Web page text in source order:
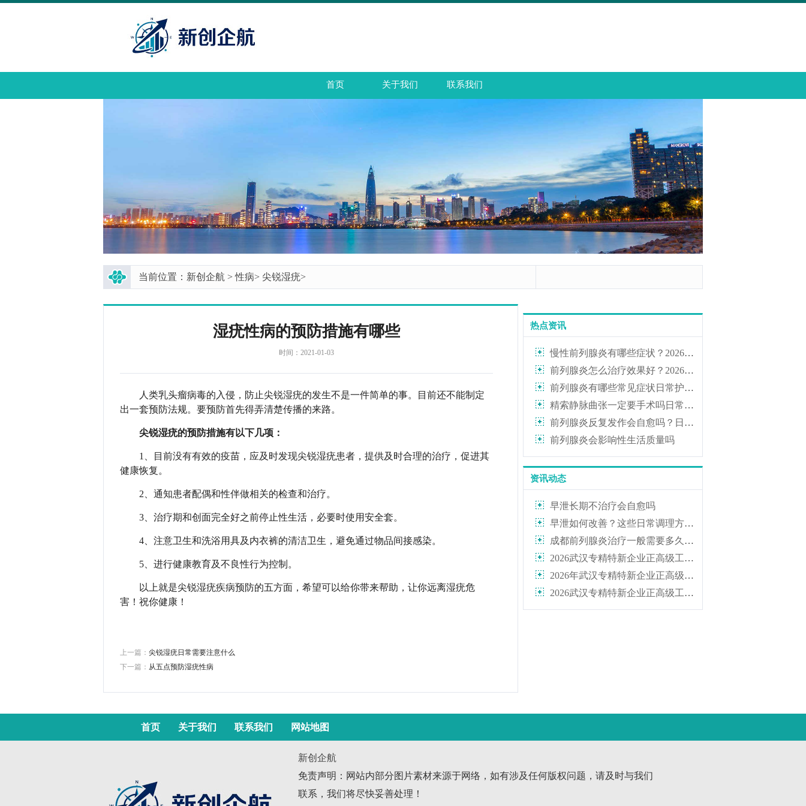
首页 关于我们 联系我们
当前位置： 新创企航 >性病> 尖锐湿疣>
湿疣性病的预防措施有哪些
时间：2021-01-03
人类乳头瘤病毒的入侵，防止尖锐湿疣的发生不是一件简单的事。目前还不能制定
出一套预防法规。要预防首先得弄清楚传播的来路。
尖锐湿疣的预防措施有以下几项：
1、目前没有有效的疫苗，应及时发现尖锐湿疣患者，提供及时合理的治疗，促进其
健康恢复。
2、通知患者配偶和性伴做相关的检查和治疗。
3、治疗期和创面完全好之前停止性生活，必要时使用安全套。
4、注意卫生和洗浴用具及内衣裤的清洁卫生，避免通过物品间接感染。
5、进行健康教育及不良性行为控制。
以上就是尖锐湿疣疾病预防的五方面，希望可以给你带来帮助，让你远离湿疣危
害！祝你健康！
上一篇： 尖锐湿疣日常需要注意什么
下一篇： 从五点预防湿疣性病
热点资讯
慢性前列腺炎有哪些症状？2026年科学治疗与日常护理全解析
前列腺炎怎么治疗效果好？2026年男科医生推荐的科学调理方案
前列腺炎有哪些常见症状日常护理需要注意什么
精索静脉曲张一定要手术吗日常需要注意什么
前列腺炎反复发作会自愈吗？日常需要注意哪些事项
前列腺炎会影响性生活质量吗
资讯动态
早泄长期不治疗会自愈吗
早泄如何改善？这些日常调理方法值得一试
成都前列腺炎治疗一般需要多久恢复
2026武汉专精特新企业正高级工程师认证辅导：打破职称天花板，直通正高
2026年武汉专精特新企业正高级工程师认证辅导：深度解析评审规则，高效准备材料一次通过
2026武汉专精特新企业正高级工程师认证辅导：避开申报雷区，从材料准备到答辩全流程实战攻略
首页 关于我们 联系我们 网站地图
新创企航
免责声明：网站内部分图片素材来源于网络，如有涉及任何版权问题，请及时与我们
联系，我们将尽快妥善处理！